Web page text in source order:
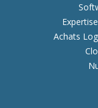
Achats